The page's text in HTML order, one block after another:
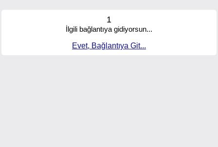
1
İlgili bağlantıya gidiyorsun...
Evet, Bağlantıya Git...